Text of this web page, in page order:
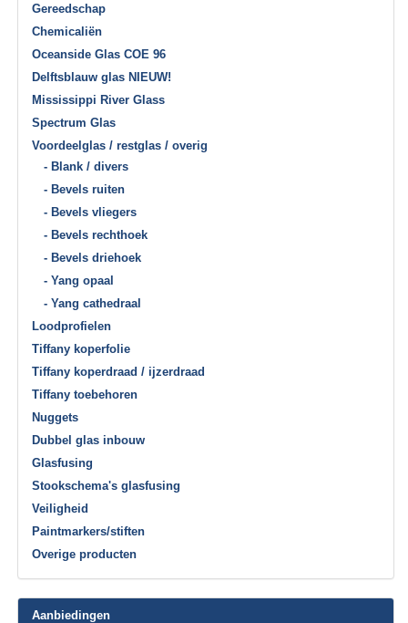
Gereedschap
Chemicaliën
Oceanside Glas COE 96
Delftsblauw glas NIEUW!
Mississippi River Glass
Spectrum Glas
Voordeelglas / restglas / overig
- Blank / divers
- Bevels ruiten
- Bevels vliegers
- Bevels rechthoek
- Bevels driehoek
- Yang opaal
- Yang cathedraal
Loodprofielen
Tiffany koperfolie
Tiffany koperdraad / ijzerdraad
Tiffany toebehoren
Nuggets
Dubbel glas inbouw
Glasfusing
Stookschema's glasfusing
Veiligheid
Paintmarkers/stiften
Overige producten
Aanbiedingen